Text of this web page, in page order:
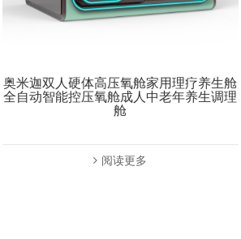
奥米迦双人硬体高压氧舱家用理疗养生舱
全自动智能控压氧舱成人中老年养生调理
舱
阅读更多